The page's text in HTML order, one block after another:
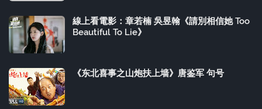
線上看電影：章若楠 吳昱翰《請別相信她 Too
Beautiful To Lie》
《东北喜事之山炮扶上墙》唐鉴军 句号